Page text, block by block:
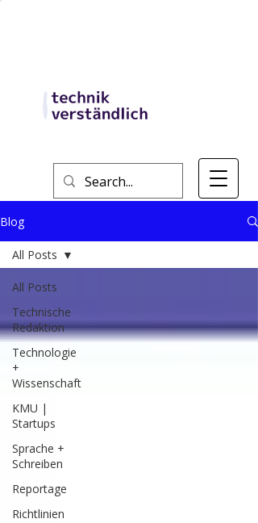
Blog
All Posts
Technische
Redaktion
Technologie
+
Wissenschaft
KMU |
Startups
Sprache +
Schreiben
Reportage
Richtlinien
All Posts